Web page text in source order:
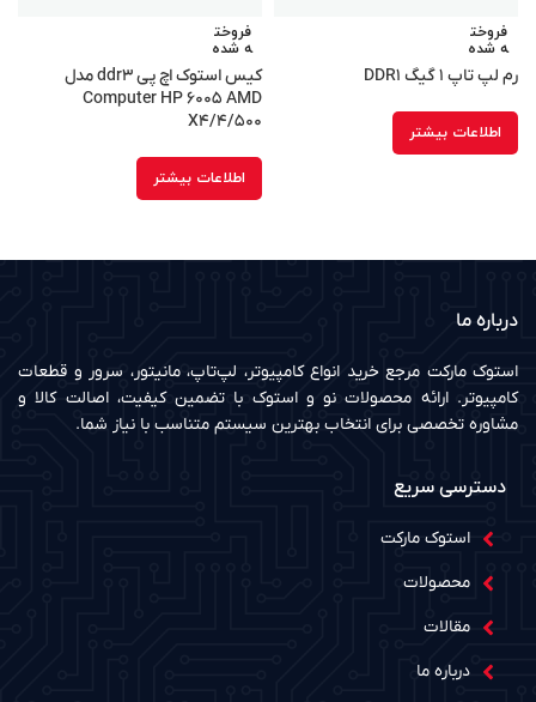
فروخت
ه شده
رم لپ تاپ ۱ گیگ DDR۱
اطلاعات بیشتر
فروخت
ه شده
کیس استوک اچ پی ddr۳ مدل
Computer HP ۶۰۰۵ AMD
X۴/۴/۵۰۰
اطلاعات بیشتر
درباره ما
استوک مارکت مرجع خرید انواع کامپیوتر، لپ‌تاپ، مانیتور، سرور و قطعات
کامپیوتر. ارائه محصولات نو و استوک با تضمین کیفیت، اصالت کالا و
مشاوره تخصصی برای انتخاب بهترین سیستم متناسب با نیاز شما.
دسترسی سریع
استوک مارکت
محصولات
مقالات
درباره ما